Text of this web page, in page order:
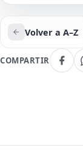
Volver a A–Z
COMPARTIR